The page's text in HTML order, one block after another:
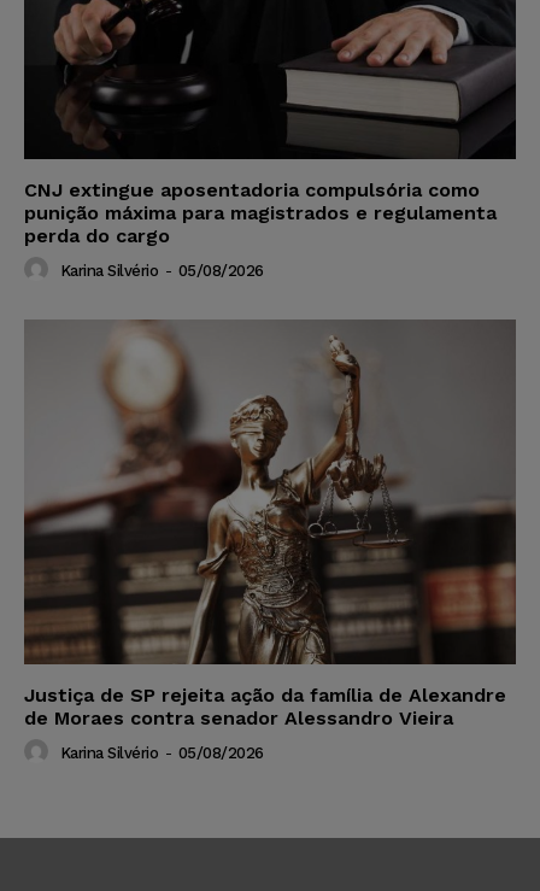
CNJ extingue aposentadoria compulsória como
punição máxima para magistrados e regulamenta
perda do cargo
Karina Silvério - 05/08/2026
Justiça de SP rejeita ação da família de Alexandre
de Moraes contra senador Alessandro Vieira
Karina Silvério - 05/08/2026